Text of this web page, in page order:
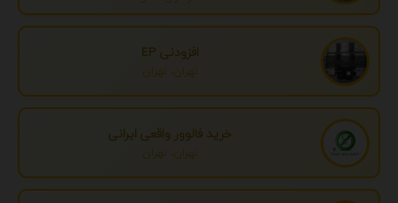
افزودنی EP
تهران، تهران
خرید فالوور واقعی ایرانی
تهران، تهران